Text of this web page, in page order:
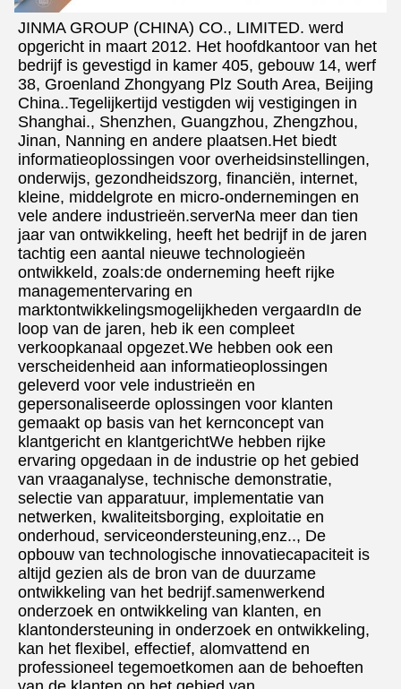
JINMA GROUP (CHINA) CO., LIMITED. werd
opgericht in maart 2012. Het hoofdkantoor van het
bedrijf is gevestigd in kamer 405, gebouw 14, werf
38, Groenland Zhongyang Plz South Area, Beijing
China..Tegelijkertijd vestigden wij vestigingen in
Shanghai., Shenzhen, Guangzhou, Zhengzhou,
Jinan, Nanning en andere plaatsen.Het biedt
informatieoplossingen voor overheidsinstellingen,
onderwijs, gezondheidszorg, financiën, internet,
kleine, middelgrote en micro-ondernemingen en
vele andere industrieën.serverNa meer dan tien
jaar van ontwikkeling, heeft het bedrijf in de jaren
tachtig een aantal nieuwe technologieën
ontwikkeld, zoals:de onderneming heeft rijke
managementervaring en
marktontwikkelingsmogelijkheden vergaardIn de
loop van de jaren, heb ik een compleet
verkoopkanaal opgezet.We hebben ook een
verscheidenheid aan informatieoplossingen
geleverd voor vele industrieën en
gepersonaliseerde oplossingen voor klanten
gemaakt op basis van het kernconcept van
klantgericht en klantgerichtWe hebben rijke
ervaring opgedaan in de industrie op het gebied
van vraaganalyse, technische demonstratie,
selectie van apparatuur, implementatie van
netwerken, kwaliteitsborging, exploitatie en
onderhoud, serviceondersteuning,enz.., De
opbouw van technologische innovatiecapaciteit is
altijd gezien als de bron van de duurzame
ontwikkeling van het bedrijf.samenwerkend
onderzoek en ontwikkeling van klanten, en
klantondersteuning in onderzoek en ontwikkeling,
kan het flexibel, effectief, alomvattend en
professioneel tegemoetkomen aan de behoeften